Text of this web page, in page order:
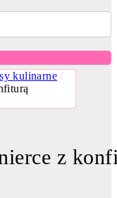
kulinarne /
z